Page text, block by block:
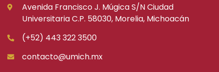
Avenida Francisco J. Múgica S/N Ciudad
Universitaria C.P. 58030, Morelia, Michoacán
(+52) 443 322 3500
contacto@umich.mx